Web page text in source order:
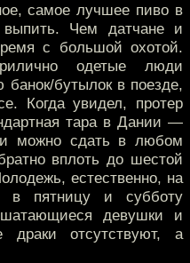
самое лучшее пиво в
Чем датчане и
с большой охотой.
одетые люди
банок/бутылок в поезде,
Когда увидел, протер
тара в Дании —
можно сдать в любом
вплоть до шестой
естественно, на
в пятницу и субботу
шатающиеся девушки и
отсутствуют, а